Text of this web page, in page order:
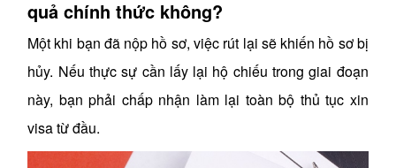
quả chính thức không?
Một khi bạn đã nộp hồ sơ, việc rút lại sẽ khiến hồ sơ bị
hủy. Nếu thực sự cần lấy lại hộ chiếu trong giai đoạn
này, bạn phải chấp nhận làm lại toàn bộ thủ tục xin
visa từ đầu.